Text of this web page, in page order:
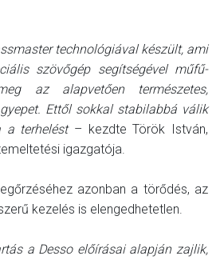
technológiával készült, ami
szövőgép segítségével műfű-
az alapvetően természetes,
Ettől sokkal stabilabbá válik
a terhelést – kezdte Török István,
igazgatója.
azonban a törődés, az
kezelés is elengedhetetlen.
a Desso előírásai alapján zajlik,